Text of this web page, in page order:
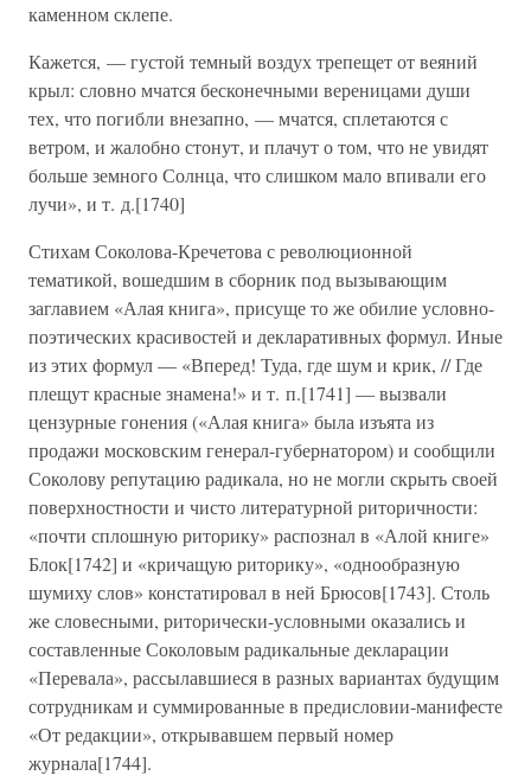
каменном склепе.
Кажется, — густой темный воздух трепещет от веяний
крыл: словно мчатся бесконечными вереницами души
тех, что погибли внезапно, — мчатся, сплетаются с
ветром, и жалобно стонут, и плачут о том, что не увидят
больше земного Солнца, что слишком мало впивали его
лучи», и т. д.[1740]
Стихам Соколова-Кречетова с революционной
тематикой, вошедшим в сборник под вызывающим
заглавием «Алая книга», присуще то же обилие условно-
поэтических красивостей и декларативных формул. Иные
из этих формул — «Вперед! Туда, где шум и крик, // Где
плещут красные знамена!» и т. п.[1741] — вызвали
цензурные гонения («Алая книга» была изъята из
продажи московским генерал-губернатором) и сообщили
Соколову репутацию радикала, но не могли скрыть своей
поверхностности и чисто литературной риторичности:
«почти сплошную риторику» распознал в «Алой книге»
Блок[1742] и «кричащую риторику», «однообразную
шумиху слов» констатировал в ней Брюсов[1743]. Столь
же словесными, риторически-условными оказались и
составленные Соколовым радикальные декларации
«Перевала», рассылавшиеся в разных вариантах будущим
сотрудникам и суммированные в предисловии-манифесте
«От редакции», открывавшем первый номер
журнала[1744].